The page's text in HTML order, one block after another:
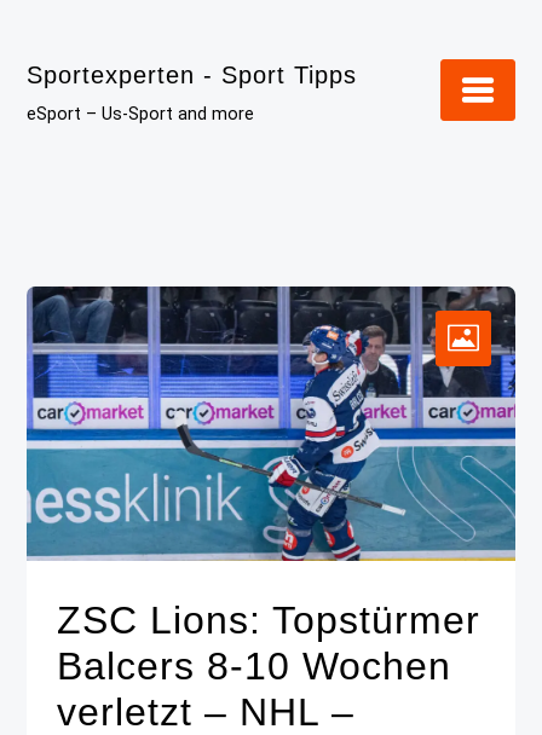
content
Sportexperten - Sport Tipps
eSport – Us-Sport and more
ZSC Lions: Topstürmer
Balcers 8-10 Wochen
verletzt – NHL –